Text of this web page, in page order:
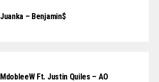
Juanka – Benjamin$
MdobleeW Ft. Justin Quiles – AO